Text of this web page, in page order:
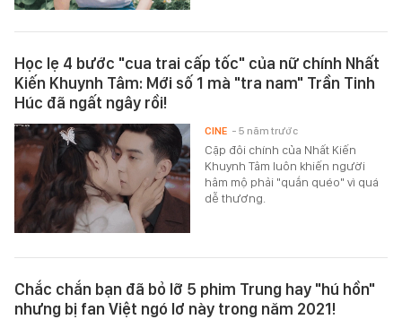
Học lẹ 4 bước "cua trai cấp tốc" của nữ chính Nhất
Kiến Khuynh Tâm: Mới số 1 mà "tra nam" Trần Tinh
Húc đã ngất ngây rồi!
Cặp đôi chính của Nhất Kiến
Khuynh Tâm luôn khiến người
hâm mộ phải "quắn quéo" vì quá
dễ thương.
CINE - 5 năm trước
Chắc chắn bạn đã bỏ lỡ 5 phim Trung hay "hú hồn"
nhưng bị fan Việt ngó lơ này trong năm 2021!